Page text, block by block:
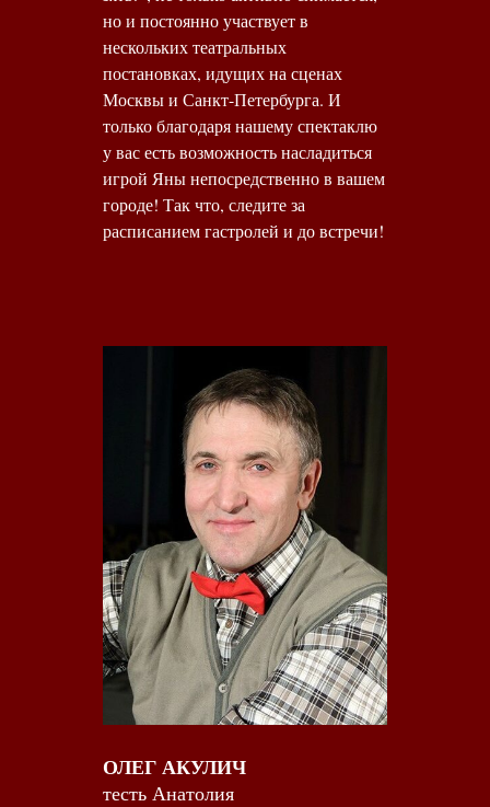
но и постоянно участвует в
нескольких театральных
постановках, идущих на сценах
Москвы и Санкт-Петербурга. И
только благодаря нашему спектаклю
у вас есть возможность насладиться
игрой Яны непосредственно в вашем
городе! Так что, следите за
расписанием гастролей и до встречи!
ОЛЕГ АКУЛИЧ
тесть Анатолия